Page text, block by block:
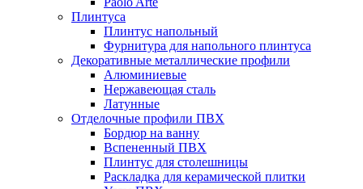
Плинтуса
Плинтус напольный
Фурнитура для напольного плинтуса
Декоративные металлические профили
Алюминиевые
Нержавеющая сталь
Латунные
Отделочные профили ПВХ
Бордюр на ванну
Вспененный ПВХ
Плинтус для столешницы
Раскладка для керамической плитки